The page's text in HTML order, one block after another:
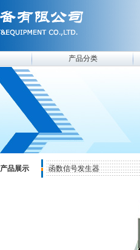
产品分类
产品展示 函数信号发生器